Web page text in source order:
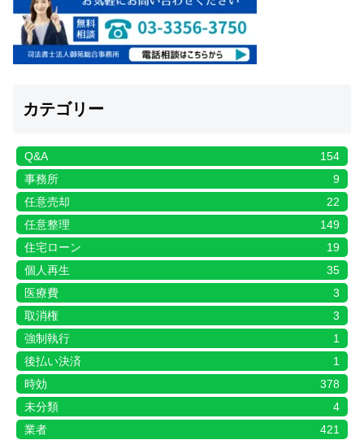
カテゴリー
Q&A
154
事務所
9
任意売却
22
任意整理
149
住宅ローン
19
個人再生
35
医療費
3
取消権
3
強制執行
1
後払い決済
1
時効
378
未分類
4
業者
421